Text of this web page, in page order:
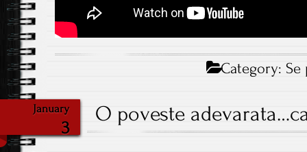
Category:Se
January
3
O poveste